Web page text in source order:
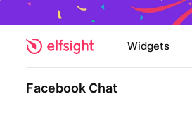
Widgets
Facebook Chat